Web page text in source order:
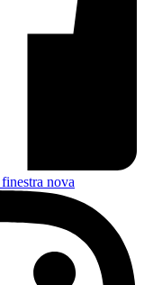
nova